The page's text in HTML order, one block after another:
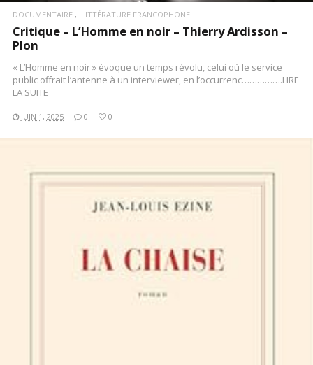
DOCUMENTAIRE LITTÉRATURE FRANCOPHONE
Critique – L’Homme en noir – Thierry Ardisson –
Plon
« L’Homme en noir » évoque un temps révolu, celui où le service
public offrait l’antenne à un interviewer, en l’occurrenc…………….LIRE
LA SUITE
JUIN 1, 2025 0 0